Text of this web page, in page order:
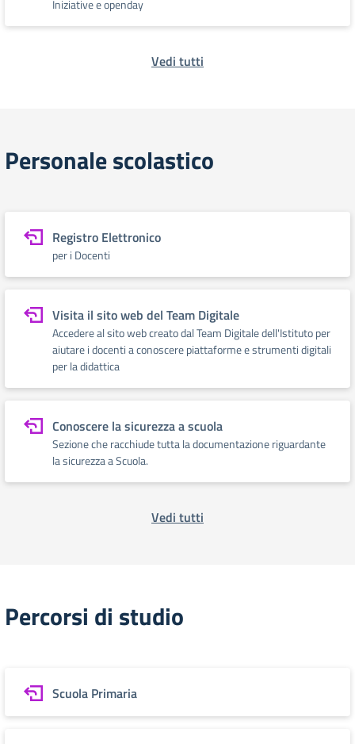
Iniziative e openday
Vedi tutti
Personale scolastico
Registro Elettronico
per i Docenti
Visita il sito web del Team Digitale
Accedere al sito web creato dal Team Digitale dell'Istituto per
aiutare i docenti a conoscere piattaforme e strumenti digitali
per la didattica
Conoscere la sicurezza a scuola
Sezione che racchiude tutta la documentazione riguardante
la sicurezza a Scuola.
Vedi tutti
Percorsi di studio
Scuola Primaria